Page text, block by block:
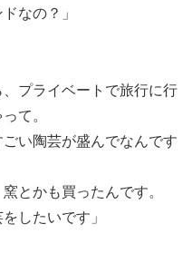
なの？」
、プライベートで旅行に行
て。
い陶芸が盛んでなんです
とかも買ったんです。
したいです」